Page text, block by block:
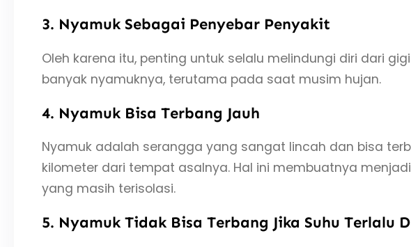
3. Nyamuk Sebagai Penyebar Penyakit
Oleh karena itu, penting untuk selalu melindungi diri dari
banyak nyamuknya, terutama pada saat musim hujan.
4. Nyamuk Bisa Terbang Jauh
Nyamuk adalah serangga yang sangat lincah dan bisa
kilometer dari tempat asalnya. Hal ini membuatnya
yang masih terisolasi.
5. Nyamuk Tidak Bisa Terbang Jika Suhu Terlalu